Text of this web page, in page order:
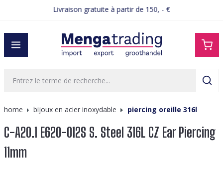
Livraison gratuite à partir de 150, - €
home bijoux en acier inoxydable piercing oreille 316l
C-A20.1 E620-012S S. Steel 316L CZ Ear Piercing
11mm